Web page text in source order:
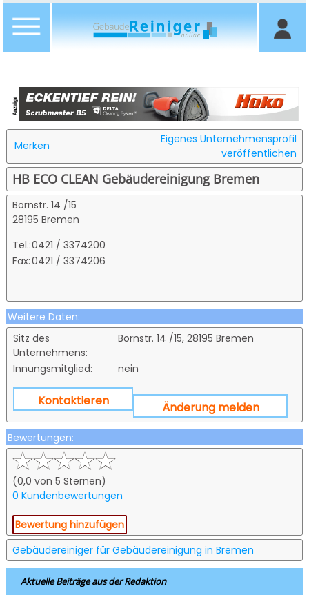
Merken
Eigenes Unternehmensprofil
veröffentlichen
HB ECO CLEAN Gebäudereinigung Bremen
Bornstr. 14 /15
28195 Bremen
Tel.:0421 / 3374200
Fax:0421 / 3374206
Weitere Daten:
Sitz des
Unternehmens:
Bornstr. 14 /15, 28195 Bremen
Innungsmitglied: nein
Kontaktieren Änderung melden
Bewertungen:
(0,0 von 5 Sternen)
0 Kundenbewertungen
Bewertung hinzufügen
Gebäudereiniger für Gebäudereinigung in Bremen
Aktuelle Beiträge aus der Redaktion